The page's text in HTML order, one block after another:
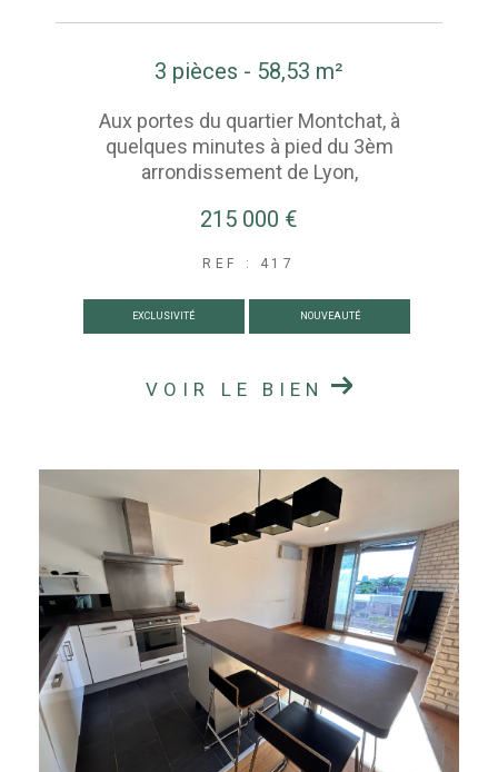
3 pièces - 58,53 m²
Aux portes du quartier Montchat, à
quelques minutes à pied du 3èm
arrondissement de Lyon,
215 000 €
REF : 417
EXCLUSIVITÉ NOUVEAUTÉ
VOIR LE BIEN